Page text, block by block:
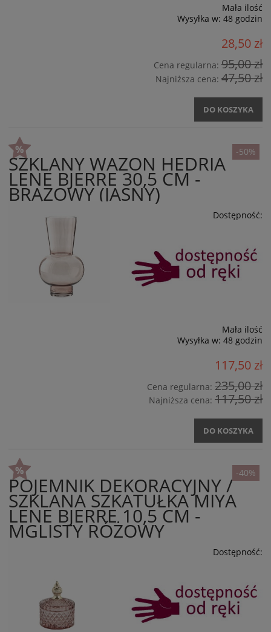
Mała ilość
Wysyłka w: 48 godzin
28,50 zł
Cena regularna: 95,00 zł
Najniższa cena: 47,50 zł
DO KOSZYKA
SZKLANY WAZON HEDRIA
LENE BJERRE 30,5 CM -
BRĄZOWY (JASNY)
Dostępność:
Mała ilość
Wysyłka w: 48 godzin
117,50 zł
Cena regularna: 235,00 zł
Najniższa cena: 117,50 zł
DO KOSZYKA
-50%
POJEMNIK DEKORACYJNY /
SZKLANA SZKATUŁKA MIYA
LENE BJERRE 10,5 CM -
MGLISTY RÓŻOWY
Dostępność:
-40%